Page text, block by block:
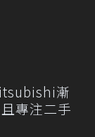
漸
專注二手